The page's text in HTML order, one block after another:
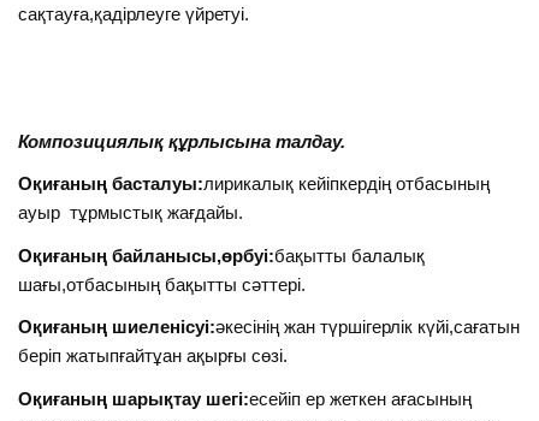
сақтауға,қадірлеуге үйретуі.
Композициялық құрлысына талдау.
Оқиғаның басталуы:лирикалық кейіпкердің отбасының
ауыр тұрмыстық жағдайы.
Оқиғаның байланысы,өрбуі:бақытты балалық
шағы,отбасының бақытты сәттері.
Оқиғаның шиеленісуі:әкесінің жан түршігерлік күйі,сағатын
беріп жатыпғайтұан ақырғы сөзі.
Оқиғаның шарықтау шегі:есейіп ер жеткен ағасының